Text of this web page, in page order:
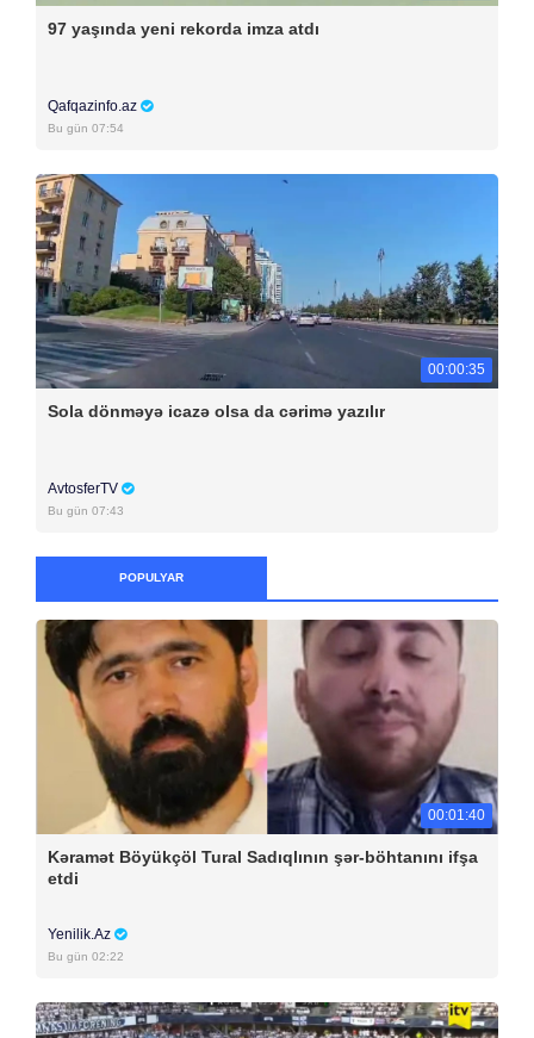
97 yaşında yeni rekorda imza atdı
Qafqazinfo.az
Bu gün 07:54
00:00:35
Sola dönməyə icazə olsa da cərimə yazılır
AvtosferTV
Bu gün 07:43
POPULYAR
00:01:40
Kəramət Böyükçöl Tural Sadıqlının şər-böhtanını ifşa
etdi
Yenilik.Az
Bu gün 02:22